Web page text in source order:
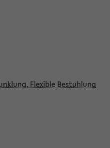
Flexible Bestuhlung